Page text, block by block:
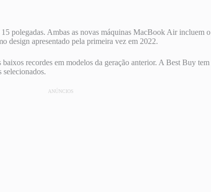
polegadas. Ambas as novas máquinas MacBook Air incluem
design apresentado pela primeira vez em 2022.
recordes em modelos da geração anterior. A Best Buy
selecionados.
ANÚNCIOS